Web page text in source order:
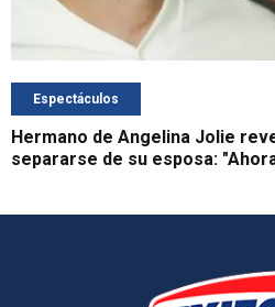
Espectáculos
Hermano de Angelina Jolie
separarse de su esposa: